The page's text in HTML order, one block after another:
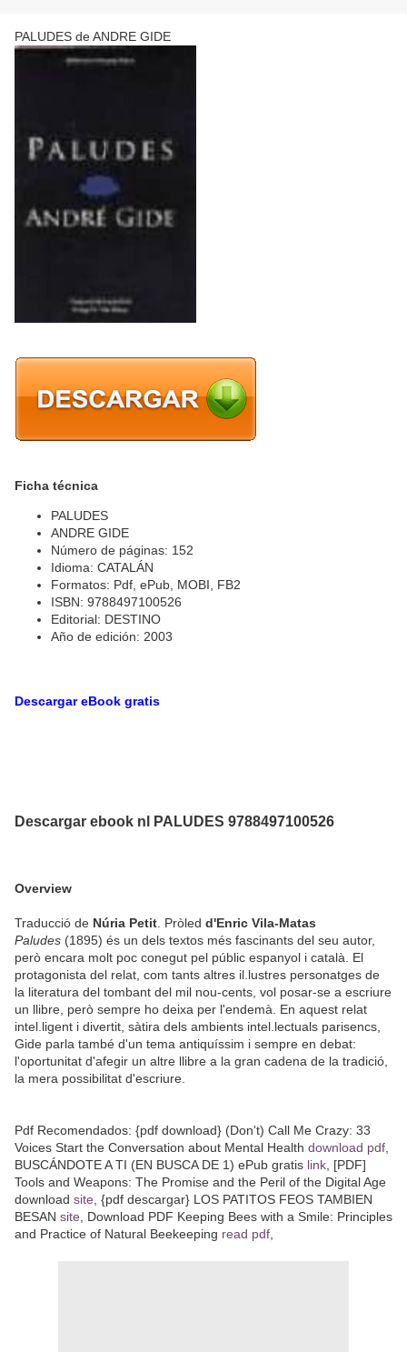
PALUDES de ANDRE GIDE
Ficha técnica
PALUDES
ANDRE GIDE
Número de páginas: 152
Idioma: CATALÁN
Formatos: Pdf, ePub, MOBI, FB2
ISBN: 9788497100526
Editorial: DESTINO
Año de edición: 2003
Descargar eBook gratis
Descargar ebook nl PALUDES 9788497100526
Overview
Traducció de Núria Petit . Pròled d'Enric Vila-Matas
Paludes (1895) és un dels textos més fascinants del seu autor,
però encara molt poc conegut pel públic espanyol i català. El
protagonista del relat, com tants altres il.lustres personatges de
la literatura del tombant del mil nou-cents, vol posar-se a escriure
un llibre, però sempre ho deixa per l'endemà. En aquest relat
intel.ligent i divertit, sàtira dels ambients intel.lectuals parisencs,
Gide parla també d'un tema antiquíssim i sempre en debat:
l'oportunitat d'afegir un altre llibre a la gran cadena de la tradició,
la mera possibilitat d'escriure.
Pdf Recomendados: {pdf download} (Don't) Call Me Crazy: 33
Voices Start the Conversation about Mental Health download pdf
BUSCÁNDOTE A TI (EN BUSCA DE 1) ePub gratis link , [PDF]
Tools and Weapons: The Promise and the Peril of the Digital Age
download site , {pdf descargar} LOS PATITOS FEOS TAMBIEN
BESAN site , Download PDF Keeping Bees with a Smile: Principles
and Practice of Natural Beekeeping read pdf